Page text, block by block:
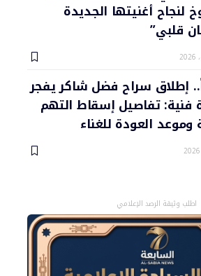
لنجاح أغنيتها الجديدة
قلبي”
إطلاق سراح فضل شاكر يفجر
فنية: تفاصيل إسقاط التهم
وموعد العودة للغناء
اطلب وثيقة الرصد الإعلامي